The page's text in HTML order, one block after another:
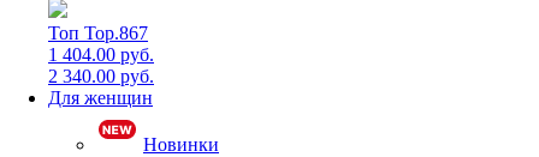
Топ Top.867
1 404.00 руб.
2 340.00 руб.
Для женщин
Новинки